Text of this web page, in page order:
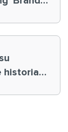
historias